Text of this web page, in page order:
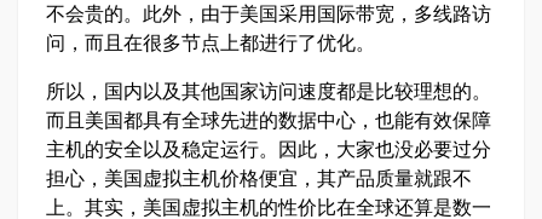
不会贵的。此外，由于美国采用国际带宽，多线路访
问，而且在很多节点上都进行了优化。
所以，国内以及其他国家访问速度都是比较理想的。
而且美国都具有全球先进的数据中心，也能有效保障
主机的安全以及稳定运行。因此，大家也没必要过分
担心，美国虚拟主机价格便宜，其产品质量就跟不
上。其实，美国虚拟主机的性价比在全球还算是数一